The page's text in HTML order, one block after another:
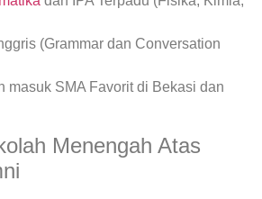
(Grammar dan Conversation
masuk SMA Favorit di Bekasi dan
Menengah Atas